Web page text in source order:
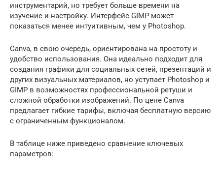
инструментарий, но требует больше времени на
изучение и настройку. Интерфейс GIMP может
показаться менее интуитивным, чем у Photoshop.
Canva, в свою очередь, ориентирована на простоту и
удобство использования. Она идеально подходит для
создания графики для социальных сетей, презентаций и
других визуальных материалов, но уступает Photoshop и
GIMP в возможностях профессиональной ретуши и
сложной обработки изображений. По цене Canva
предлагает гибкие тарифы, включая бесплатную версию
с ограниченным функционалом.
В таблице ниже приведено сравнение ключевых
параметров: